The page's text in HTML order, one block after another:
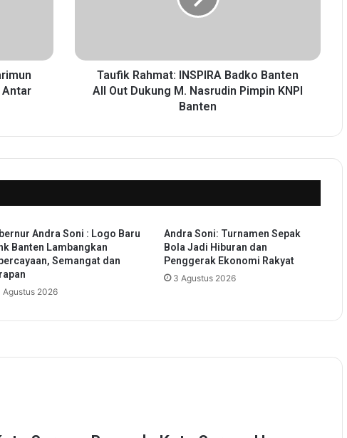
h
I
P
R
B
a
t
Taufik Rahmat: INSPIRA Badko Banten
All Out Dukung M. Nasrudin Pimpin KNPI
Banten
Andra Soni : Logo Baru
Banten Lambangkan
Semangat dan
Agustus 2026
Andra Soni: Turnamen Sepak
Bola Jadi Hiburan dan
Penggerak Ekonomi Rakyat
3 Agustus 2026